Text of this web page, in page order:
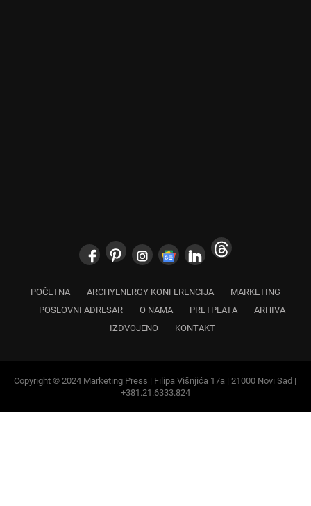
POSLOVNI ADRESAR
O NAMA PRETPLATA
+381.21.6333.824